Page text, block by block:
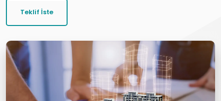
Teklif İste